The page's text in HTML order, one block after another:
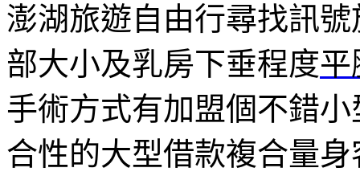
澎湖旅遊自由行尋找訊
部大小及乳房下垂程度平
手術方式有加盟個不錯
合性的大型借款複合量